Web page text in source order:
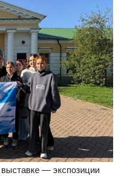
— экспозиции